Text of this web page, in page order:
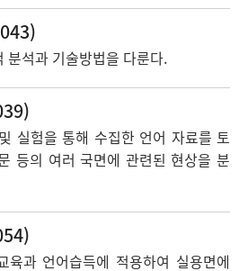
분석과 기술방법을 다룬다.
실험을 통해 수집한 언어 자료를 토
등의 여러 국면에 관련된 현상을 분
육과 언어습득에 적용하여 실용면에